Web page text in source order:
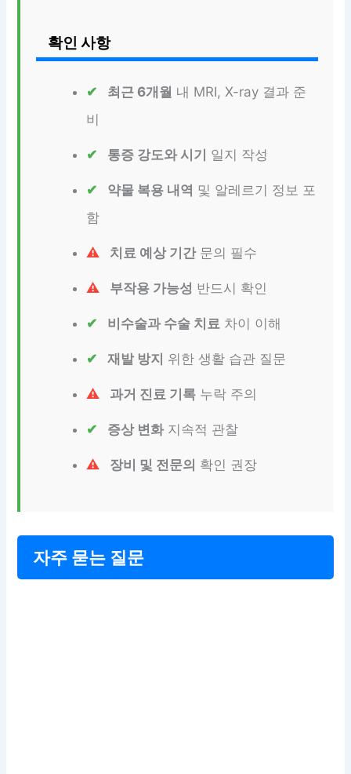
확인 사항
최근 6개월 내 MRI, X-ray 결과 준
비
통증 강도와 시기 일지 작성
약물 복용 내역 및 알레르기 정보 포
함
치료 예상 기간문의 필수
부작용 가능성 반드시 확인
비수술과 수술 치료 차이 이해
재발 방지 위한 생활 습관 질문
과거 진료 기록 누락 주의
증상 변화지속적 관찰
장비 및 전문의 확인 권장
자주 묻는 질문